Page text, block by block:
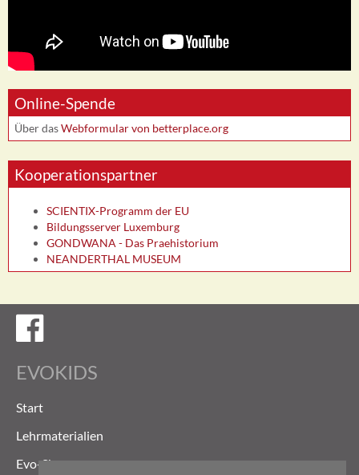
Online-Spende
Über dasWebformular von betterplace.org
Kooperationspartner
SCIENTIX-Programm der EU
Bildungsserver Luxemburg
GONDWANA - Das Praehistorium
NEANDERTHAL MUSEUM
EVOKIDS
Start
Lehrmaterialien
Evo-Shop